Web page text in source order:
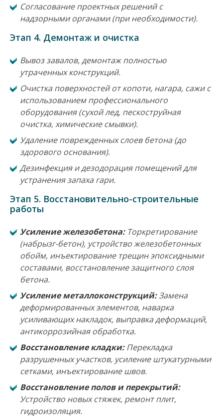
Согласование проектных решений с
надзорными органами (при необходимости).
Этап 4. Демонтаж и очистка
Вывоз завалов, демонтаж полностью
утраченных конструкций.
Очистка поверхностей от копоти, нагара, сажи с
использованием профессионального
оборудования (сухой лед, пескоструйная
очистка, химические смывки).
Удаление поврежденных слоев бетона (до
здорового основания).
Дезинфекция и дезодорация помещений для
устранения запаха гари.
Этап 5. Восстановительно-строительные
работы
Усиление железобетона:Торкретирование
(набрызг-бетон), устройство железобетонных
обойм, инъектирование трещин эпоксидными
составами, восстановление защитного слоя
бетона.
Усиление металлоконструкций:Замена
деформированных элементов, наварка
усиливающих накладок, выправка деформаций,
антикоррозийная обработка.
Восстановление кладки:Перекладка
разрушенных участков, усиление штукатурными
сетками, инъектирование швов.
Восстановление полов и перекрытий:
Устройство новых стяжек, ремонт плит,
гидроизоляция.